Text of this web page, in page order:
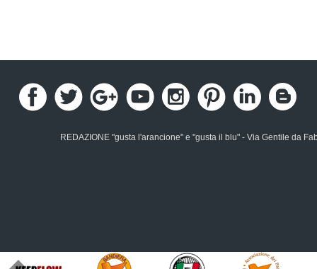
REDAZIONE "gusta l'arancione" e "gusta il blu" - Via Gentile da